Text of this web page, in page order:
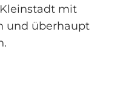
mit
und überhaupt